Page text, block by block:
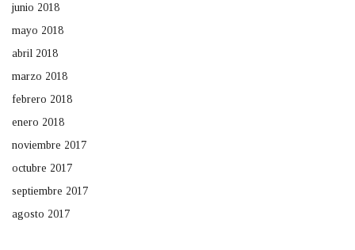
junio 2018
mayo 2018
abril 2018
marzo 2018
febrero 2018
enero 2018
noviembre 2017
octubre 2017
septiembre 2017
agosto 2017